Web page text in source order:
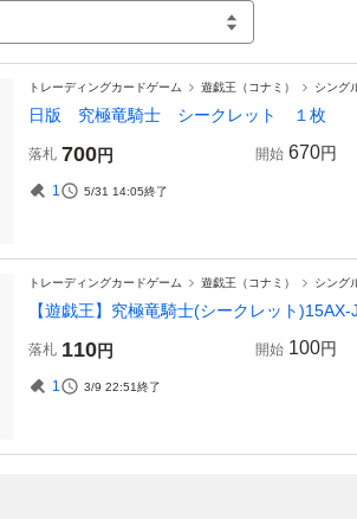
トレーディングカードゲーム 遊戯王（コナミ） シング
日版 究極竜騎士 シークレット １
落札 700円 開始 670円
1 5/31 14:05終了
トレーディングカードゲーム 遊戯王（コナミ） シング
【遊戯王】究極竜騎士(シークレット)15AX-
落札 110円 開始 100円
1 3/9 22:51終了